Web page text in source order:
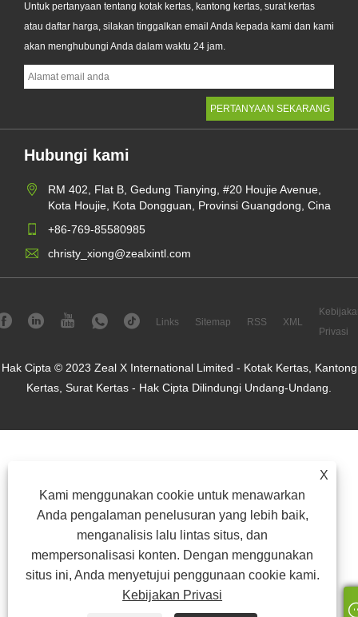
X
Kami menggunakan cookie untuk menawarkan
Anda pengalaman penelusuran yang lebih baik,
menganalisis lalu lintas situs, dan
mempersonalisasi konten. Dengan menggunakan
situs ini, Anda menyetujui penggunaan cookie kami.
Kebijakan Privasi
Untuk pertanyaan tentang kotak kertas, kantong kertas, surat kertas
atau daftar harga, silakan tinggalkan email Anda kepada kami dan kami
akan menghubungi Anda dalam waktu 24 jam.
Hubungi kami
RM 402, Flat B, Gedung Tianying, #20 Houjie Avenue,
Kota Houjie, Kota Dongguan, Provinsi Guangdong, Cina
+86-769-85580985
christy_xiong@zealxintl.com
Links Sitemap RSS XML
Privasi
Hak Cipta © 2023 Zeal X International Limited - Kotak Kertas, Kantong
Kertas, Surat Kertas - Hak Cipta Dilindungi Undang-Undang.